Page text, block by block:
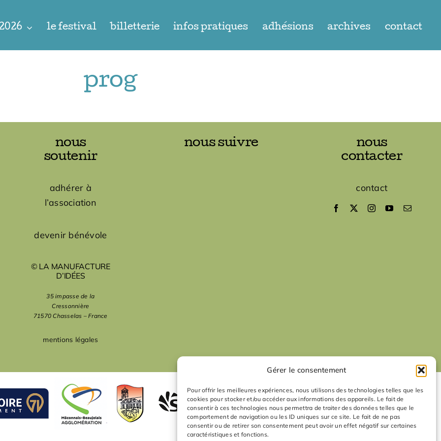
Gérer le consentement
Pour offrir les meilleures expériences, nous utilisons des technologies telles que les
cookies pour stocker et/ou accéder aux informations des appareils. Le fait de
consentir à ces technologies nous permettra de traiter des données telles que le
comportement de navigation ou les ID uniques sur ce site. Le fait de ne pas
consentir ou de retirer son consentement peut avoir un effet négatif sur certaines
caractéristiques et fonctions.
le festival billetterie infos pratiques adhésions archives contact
prog
nous
soutenir
adhérer à
l’association
devenir bénévole
© LA MANUFACTURE
D’IDÉES
35 impasse de la
Cressonnière
71570 Chasselas – France
mentions légales
nous suivre
nous
contacter
contact